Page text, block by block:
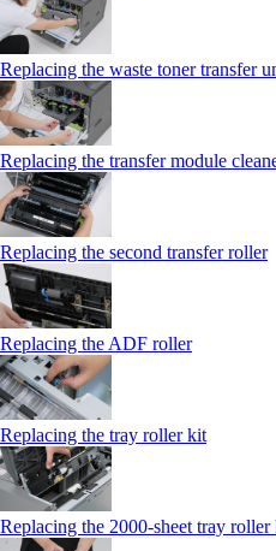
Replacing the waste toner transfer
Replacing the transfer module
Replacing the second transfer roller
Replacing the ADF roller
Replacing the tray roller kit
Replacing the 2000‑sheet tray roller